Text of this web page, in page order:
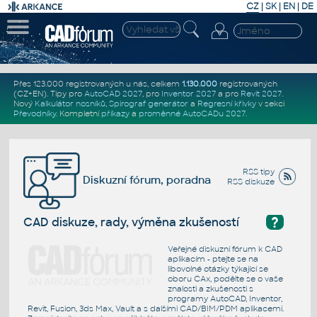
CZ | SK| EN | DE
Přes 123.000 registrovaných u nás, celkem 1.130.000registrovaných
(CZ+EN). Tipy pro AutoCAD 2027, pro Inventor 2027a pro Revit 2027.
Nový Kalkulátor nosníků, Spirograf generátor a Regresní křivkyv sekci
Převodníky. Kompletní příkazya proměnné AutoCADu 2027.
RSS tipy
RSS diskuze
Diskuzní fórum, poradna
?
CAD diskuze, rady, výměna zkušeností
Veřejné diskuzní fórum k CAD
aplikacím - ptejte se na
libovolné otázky týkající se
oboru CAx, podělte se o vaše
znalosti a zkušenosti s
programy AutoCAD, Inventor,
Revit, Fusion, 3ds Max, Vault a s dalšími CAD/BIM/PDM aplikacemi.